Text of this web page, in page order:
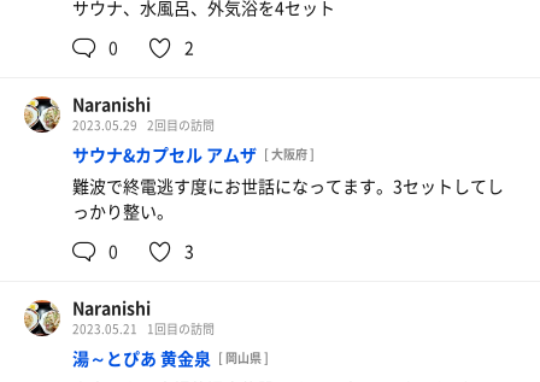
サウナ、水風呂、外気浴を4セット
0
2
Naranishi
2023.05.29 2回目の訪問
サウナ&カプセル アムザ [ 大阪府 ]
難波で終電逃す度にお世話になってます。3セットしてし
っかり整い。
0
3
Naranishi
2023.05.21 1回目の訪問
湯～とぴあ 黄金泉 [ 岡山県 ]